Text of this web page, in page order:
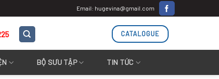
Email: hugevina@gmail.com
CATALOGUE
BỘ SƯU TẬP TIN TỨC